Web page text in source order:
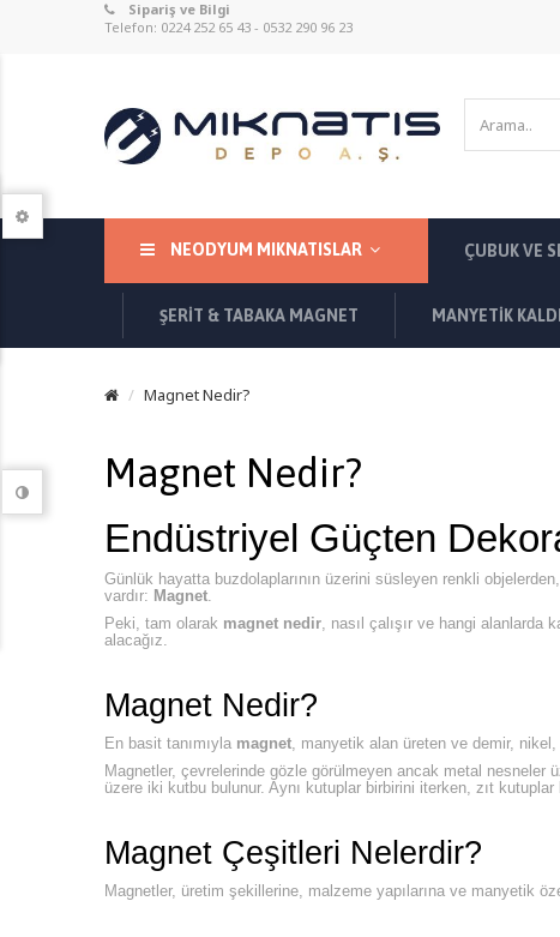
Sipariş ve Bilgi
Telefon: 0224 252 65 43 - 0532 290 96 23
NEODYUM MIKNATISLAR ÇUBUK VE
ŞERIT & TABAKA MAGNET MANYETIK
Magnet Nedir?
Magnet Nedir?
Endüstriyel Güçten
Günlük hayatta buzdolaplarının üzerini süsleyen renkli
vardır: Magnet.
Peki, tam olarak magnet nedir, nasıl çalışır ve hangi alanlarda
alacağız.
Magnet Nedir?
En basit tanımıyla magnet, manyetik alan üreten ve demir,
Magnetler, çevrelerinde gözle görülmeyen ancak metal
üzere iki kutbu bulunur. Aynı kutuplar birbirini iterken, zıt kutuplar
Magnet Çeşitleri Nelerdir?
Magnetler, üretim şekillerine, malzeme yapılarına ve manyetik